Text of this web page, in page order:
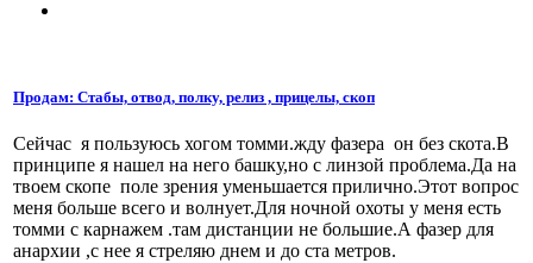
Продам: Стабы, отвод, полку, релиз , прицелы, скоп
Сейчас я пользуюсь хогом томми.жду фазера он без скота.В
принципе я нашел на него башку,но с линзой проблема.Да на
твоем скопе поле зрения уменьшается прилично.Этот вопрос
меня больше всего и волнует.Для ночной охоты у меня есть
томми с карнажем .там дистанции не большие.А фазер для
анархии ,с нее я стреляю днем и до ста метров.